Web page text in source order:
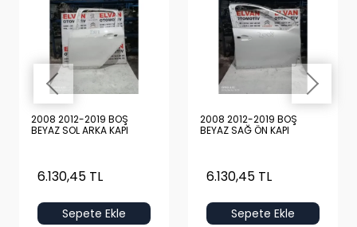
2008 2012-2019 BOŞ
BEYAZ SOL ARKA KAPI
6.130,45 TL
Sepete Ekle
2008 2012-2019 BOŞ
BEYAZ SAĞ ÖN KAPI
6.130,45 TL
Sepete Ekle